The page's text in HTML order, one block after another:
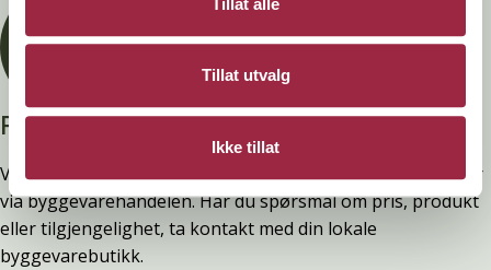
Tillat utvalg
Ikke tillat
Privatperson?
Vi selger ingen varer direkte til privatpersoner. Alt salg går
via byggevarehandelen. Har du spørsmål om pris, produkt
eller tilgjengelighet, ta kontakt med din lokale
byggevarebutikk.